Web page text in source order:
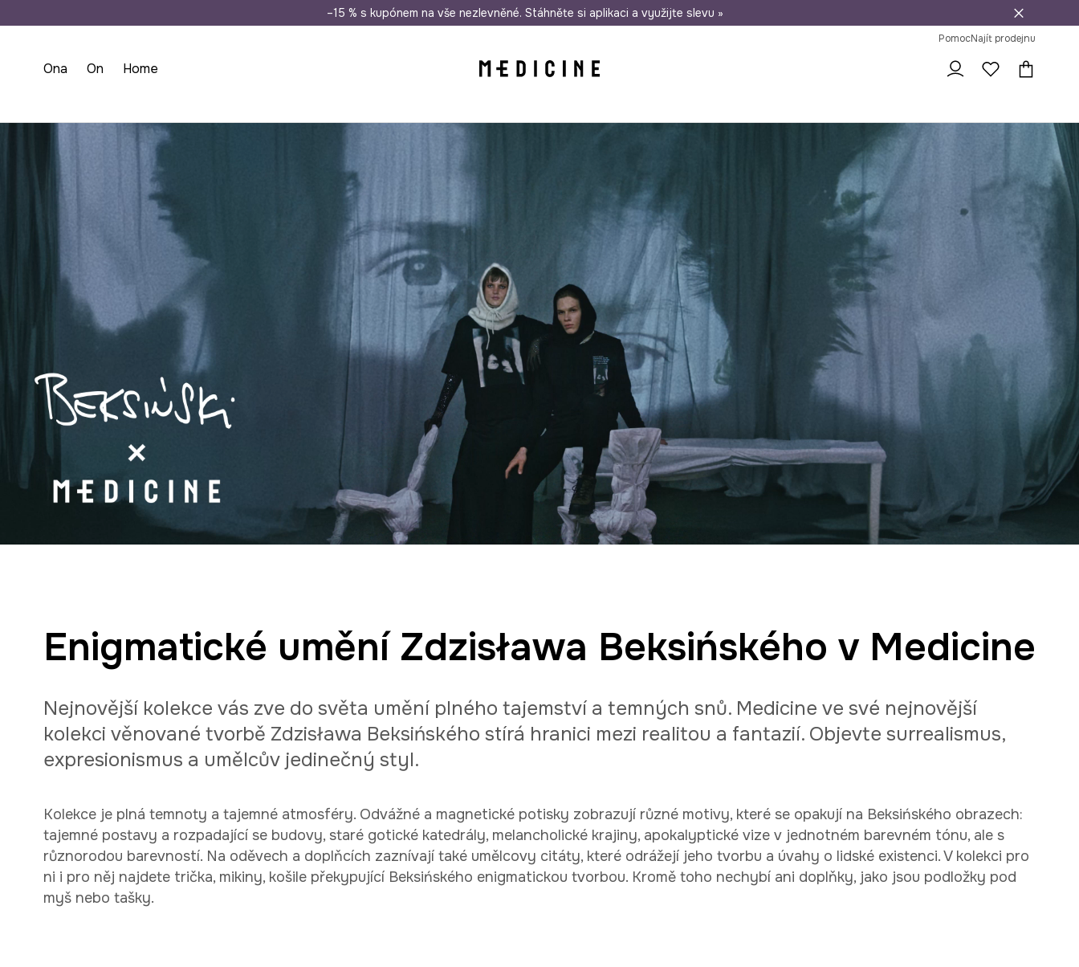
Doprava zdarma při nákupu nad 1 200 Kč Odeslání i do 24 hodin 30 dní na vrácení zboží
–15 % s kupónem na vše nezlevněné. Stáhněte si aplikaci a využijte slevu »
PomocNajít prodejnu
Ona On Home
Enigmatické umění Zdzisława Beksińského v Medicine
Nejnovější kolekce vás zve do světa umění plného tajemství a temných snů. Medicine ve své nejnovější
kolekci věnované tvorbě Zdzisława Beksińského stírá hranici mezi realitou a fantazií. Objevte surrealismus,
expresionismus a umělcův jedinečný styl.
Kolekce je plná temnoty a tajemné atmosféry. Odvážné a magnetické potisky zobrazují různé motivy, které se opakují na Beksińského obrazech:
tajemné postavy a rozpadající se budovy, staré gotické katedrály, melancholické krajiny, apokalyptické vize v jednotném barevném tónu, ale s
různorodou barevností. Na oděvech a doplňcích zaznívají také umělcovy citáty, které odrážejí jeho tvorbu a úvahy o lidské existenci. V kolekci pro
ni i pro něj najdete trička, mikiny, košile překypující Beksińského enigmatickou tvorbou. Kromě toho nechybí ani doplňky, jako jsou podložky pod
myš nebo tašky.